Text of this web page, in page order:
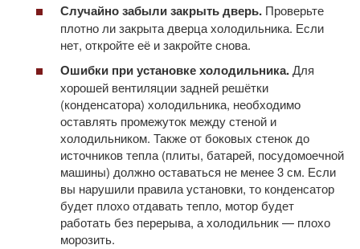
Случайно забыли закрыть дверь. Проверьте
плотно ли закрыта дверца холодильника. Если
нет, откройте её и закройте снова.
Ошибки при установке холодильника.Для
хорошей вентиляции задней решётки
(конденсатора) холодильника, необходимо
оставлять промежуток между стеной и
холодильником. Также от боковых стенок до
источников тепла (плиты, батарей, посудомоечной
машины) должно оставаться не менее 3 см. Если
вы нарушили правила установки, то конденсатор
будет плохо отдавать тепло, мотор будет
работать без перерыва, а холодильник — плохо
морозить.